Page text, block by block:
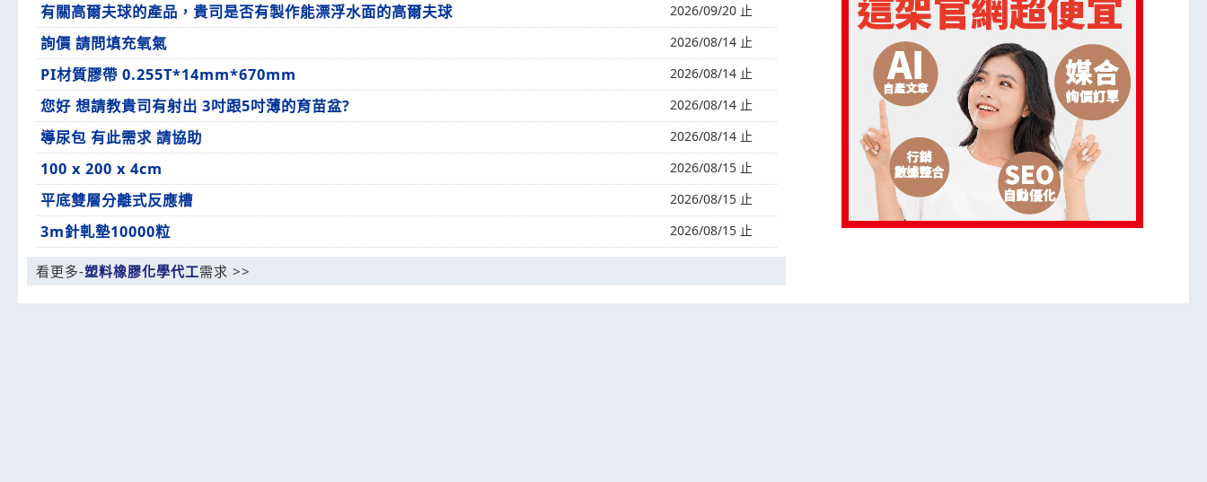
有關高爾夫球的產品，貴司是否有製作能漂浮水面的高爾夫球 2026/09/20 止
詢價 請問填充氧氣 2026/08/14 止
PI材質膠帶 0.255T*14mm*670mm 2026/08/14 止
您好 想請教貴司有射出 3吋跟5吋薄的育苗盆? 2026/08/14 止
導尿包 有此需求 請協助 2026/08/14 止
100 x 200 x 4cm 2026/08/15 止
平底雙層分離式反應槽 2026/08/15 止
3m針軋墊10000粒 2026/08/15 止
看更多-塑料橡膠化學代工需求 >>